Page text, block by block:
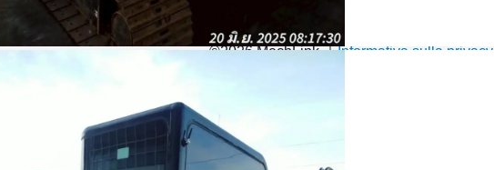
©2026 MechLink｜Informativa sulla privacy